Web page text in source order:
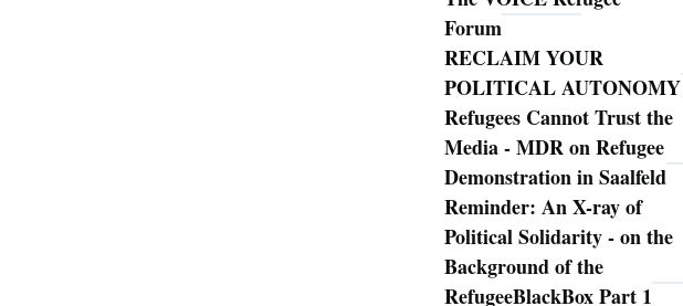
Forum
RECLAIM YOUR
POLITICAL AUTONOMY
Refugees Cannot Trust the
Media - MDR on Refugee
Demonstration in Saalfeld
Reminder: An X-ray of
Political Solidarity - on the
Background of the
RefugeeBlackBox Part 1